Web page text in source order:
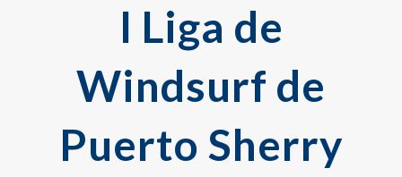
I Liga de
Windsurf de
Puerto Sherry